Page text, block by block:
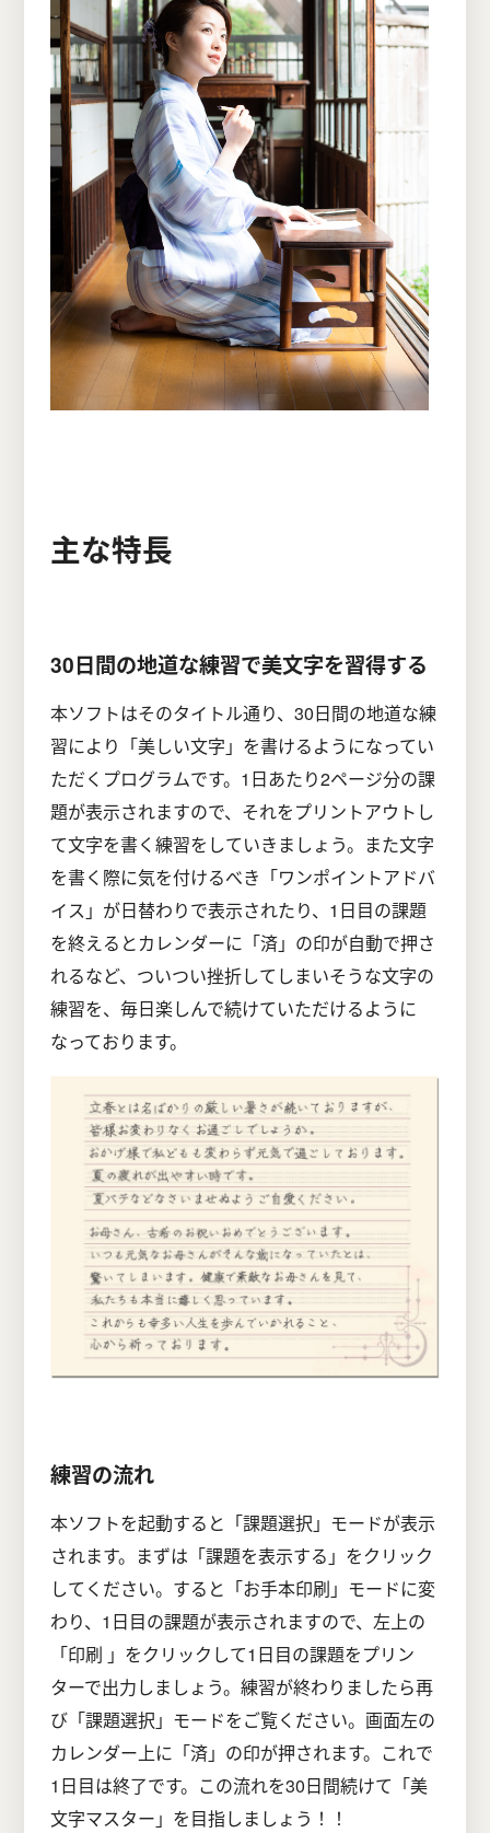
主な特長
30日間の地道な練習で美文字を習得する
本ソフトはそのタイトル通り、30日間の地道な練
習により「美しい文字」を書けるようになってい
ただくプログラムです。1日あたり2ページ分の課
題が表示されますので、それをプリントアウトし
て文字を書く練習をしていきましょう。また文字
を書く際に気を付けるべき「ワンポイントアドバ
イス」が日替わりで表示されたり、1日目の課題
を終えるとカレンダーに「済」の印が自動で押さ
れるなど、ついつい挫折してしまいそうな文字の
練習を、毎日楽しんで続けていただけるように
なっております。
練習の流れ
本ソフトを起動すると「課題選択」モードが表示
されます。まずは「課題を表示する 」をクリック
してください。すると「お手本印刷」モードに変
わり、1日目の課題が表示されますので、左上の
「印刷 」をクリックして1日目の課題をプリン
ターで出力しましょう。練習が終わりましたら再
び「課題選択」モードをご覧ください。画面左の
カレンダー上に「済」の印が押されます。これで
1日目は終了です。この流れを30日間続けて「美
文字マスター」を目指しましょう！！